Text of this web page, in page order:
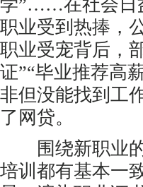
学”……在社会日
职业受到热捧，
职业受宠背后，
证”“毕业推荐高
非但没能找到工
了网贷。
围绕新职业的
培训都有基本一